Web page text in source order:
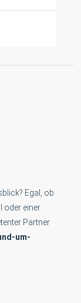
Egal, ob
oder einer
Partner
um-